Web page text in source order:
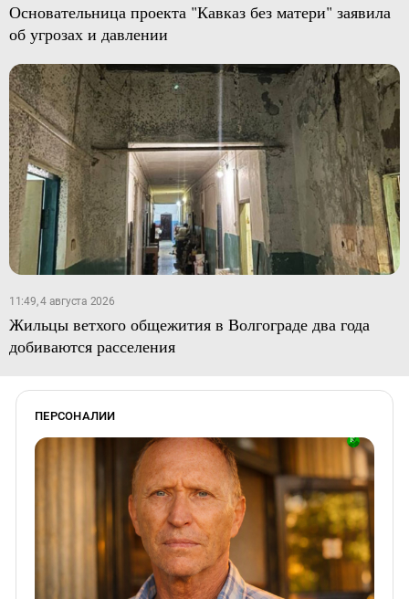
Основательница проекта "Кавказ без матери" заявила
об угрозах и давлении
11:49, 4 августа 2026
Жильцы ветхого общежития в Волгограде два года
добиваются расселения
ПЕРСОНАЛИИ